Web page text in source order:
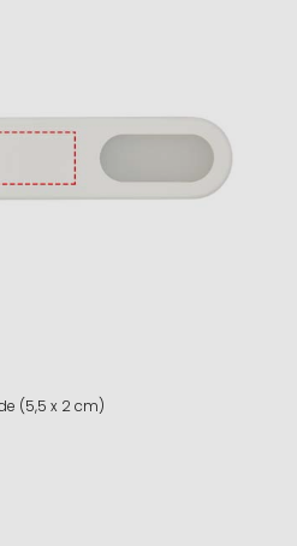
(5,5 x 2 cm)